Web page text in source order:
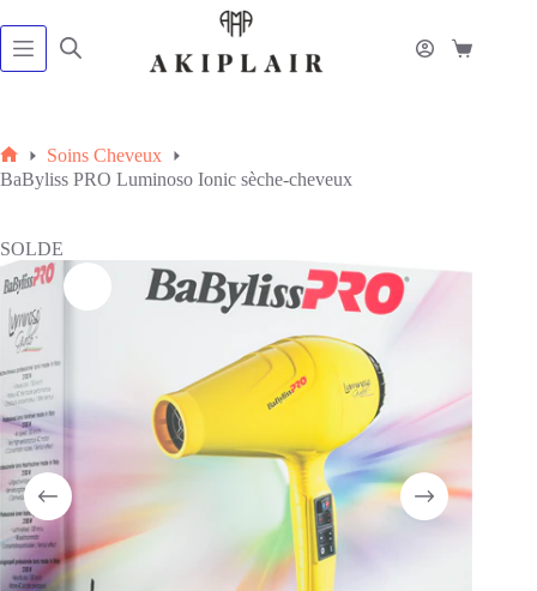
au
contenu
Panier
Accueil
Soins Cheveux
BaByliss PRO Luminoso Ionic sèche-cheveux
SOLDE